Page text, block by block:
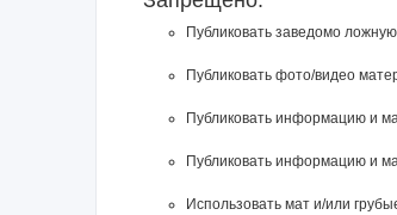
Публиковать заведомо
Публиковать фото/видео
Публиковать инфоpмацию и
Публиковать информацию и
Использовать мат и/или